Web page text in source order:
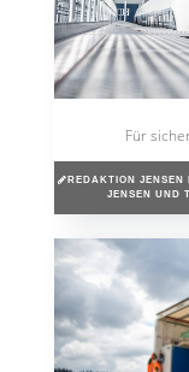
Für
REDAKTION JENSEN
JENSEN UND